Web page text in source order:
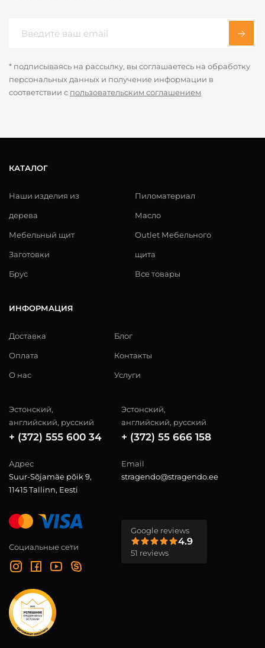
* подписываясь на рассылку, вы соглашаетесь на обработку
персональных данных и получение информации в
соответствии с пользовательским соглашением
КАТАЛОГ
Наши изделия из
дерева
Мебельный щит
Заготовки
Брус
Пиломатериал
Масло
Outlet Мебельного
щита
Все товары
ИНФОРМАЦИЯ
Доставка
Оплата
О нас
Блог
Контакты
Услуги
Эстонский,
английский, русский
+ (372) 555 600 34
Эстонский,
английский, русский
+ (372) 55 666 158
Адрес
Suur-Sõjamäe põik 9,
11415 Tallinn, Eesti
Email
stragendo@stragendo.ee
Социальные сети
Google reviews
4.9
51 reviews